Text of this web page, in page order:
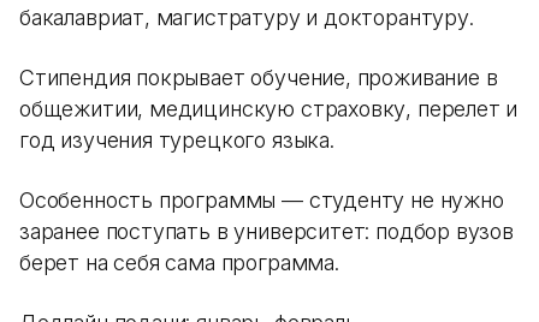
бакалавриат, магистратуру и докторантуру.
Стипендия покрывает обучение, проживание в
общежитии, медицинскую страховку, перелет и
год изучения турецкого языка.
Особенность программы — студенту не нужно
заранее поступать в университет: подбор вузов
берет на себя сама программа.